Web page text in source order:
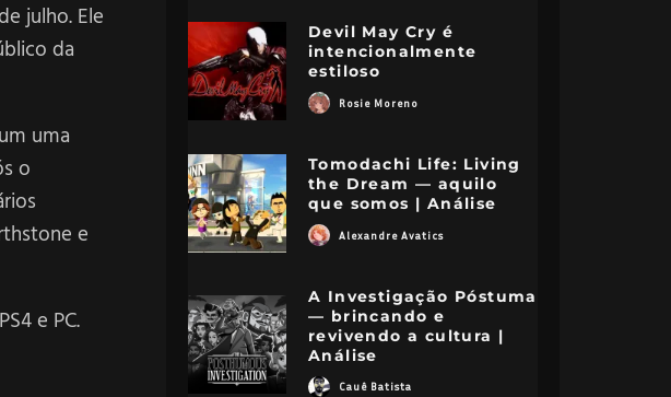
julho. Ele
da
uma
o
e
e PC.
Devil May Cry é
intencionalmente
estiloso
Rosie Moreno
Tomodachi Life: Living
the Dream — aquilo
que somos | Análise
Alexandre Avatics
A Investigação Póstuma
— brincando e
revivendo a cultura |
Análise
Cauê Batista